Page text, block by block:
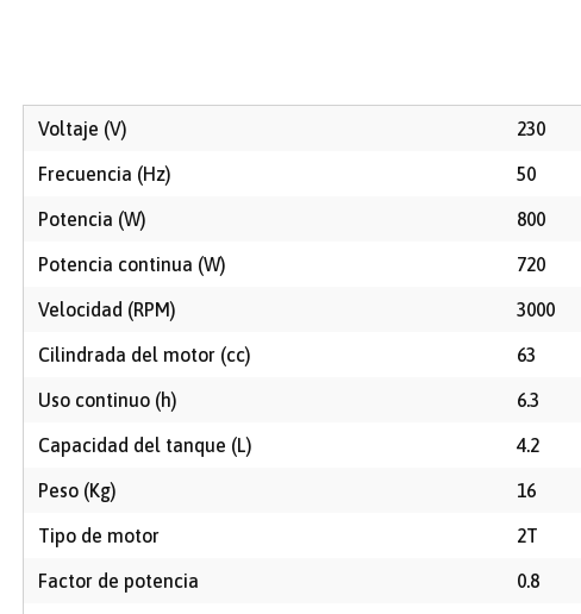
Voltaje (V) 230
Frecuencia (Hz) 50
Potencia (W) 800
Potencia continua (W) 720
Velocidad (RPM) 3000
Cilindrada del motor (cc) 63
Uso continuo (h) 6.3
Capacidad del tanque (L) 4.2
Peso (Kg) 16
Tipo de motor 2T
Factor de potencia 0.8